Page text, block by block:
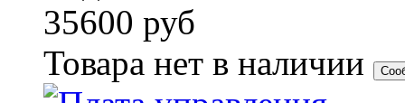
35600 руб
Товара нет в наличии